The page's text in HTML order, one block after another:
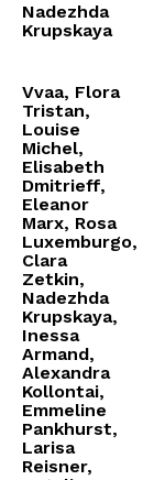
Nadezhda
Krupskaya
Vvaa, Flora
Tristan,
Louise
Michel,
Elisabeth
Dmitrieff,
Eleanor
Marx, Rosa
Luxemburgo,
Clara
Zetkin,
Nadezhda
Krupskaya,
Inessa
Armand,
Alexandra
Kollontai,
Emmeline
Pankhurst,
Larisa
Reisner,